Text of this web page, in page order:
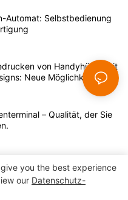
Automat: Selbstbedienung
von Handyhüllen mit
Neue Möglichkeiten für
– Qualität, der Sie
Kiosk Systems Co.,
you the best experience
our Datenschutz-